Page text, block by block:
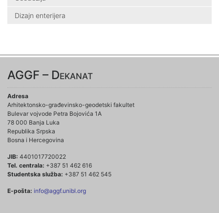
Dizajn enterijera
AGGF – Dekanat
Adresa
Arhitektonsko-građevinsko-geodetski fakultet
Bulevar vojvode Petra Bojovića 1A
78 000 Banja Luka
Republika Srpska
Bosna i Hercegovina
JIB: 4401017720022
Tel. centrala: +387 51 462 616
Studentska služba: +387 51 462 545
E-pošta: info@aggf.unibl.org